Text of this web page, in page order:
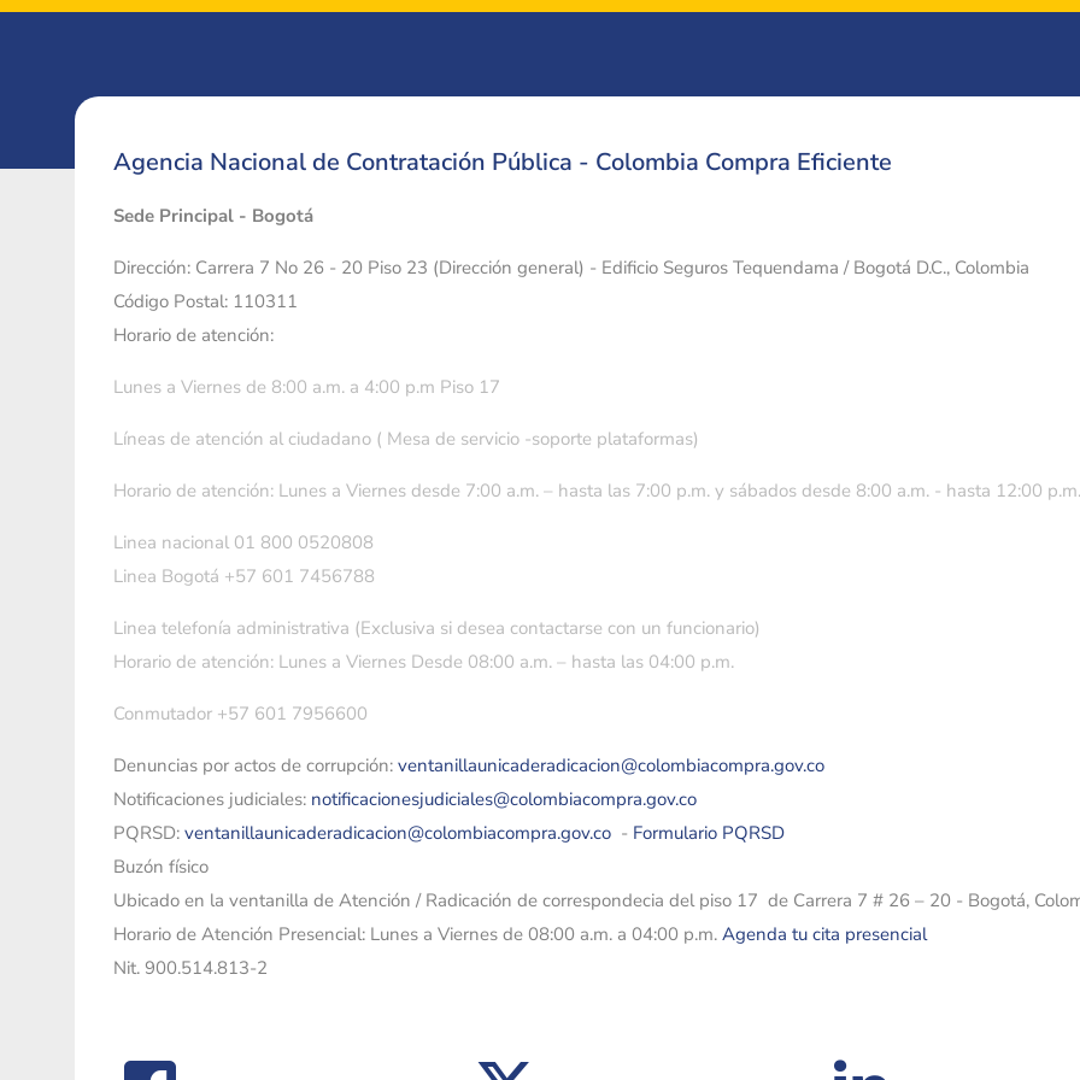
Agencia Nacional de Contratación Pública - Colombia Compra Eficiente
Sede Principal - Bogotá
Dirección: Carrera 7 No 26 - 20 Piso 23 (Dirección general) - Edificio Seguros Tequendama / Bogotá D.C., Colombia
Código Postal: 110311
Horario de atención:
Lunes a Viernes de 8:00 a.m. a 4:00 p.m Piso 17
Líneas de atención al ciudadano ( Mesa de servicio -soporte plataformas)
Horario de atención: Lunes a Viernes desde 7:00 a.m. – hasta las 7:00 p.m. y sábados desde 8:00 a.m. - hasta 12:00 p.m.
Linea nacional 01 800 0520808
Linea Bogotá +57 601 7456788
Linea telefonía administrativa (Exclusiva si desea contactarse con un funcionario)
Horario de atención: Lunes a Viernes Desde 08:00 a.m. – hasta las 04:00 p.m.
Conmutador +57 601 7956600
Denuncias por actos de corrupción: ventanillaunicaderadicacion@colombiacompra.gov.co
Notificaciones judiciales: notificacionesjudiciales@colombiacompra.gov.co
PQRSD: ventanillaunicaderadicacion@colombiacompra.gov.co - Formulario PQRSD
Buzón físico
Ubicado en la ventanilla de Atención / Radicación de correspondecia del piso 17 de Carrera 7 # 26 – 20 - Bogotá,
Horario de Atención Presencial: Lunes a Viernes de 08:00 a.m. a 04:00 p.m. Agenda tu cita presencial
Nit. 900.514.813-2